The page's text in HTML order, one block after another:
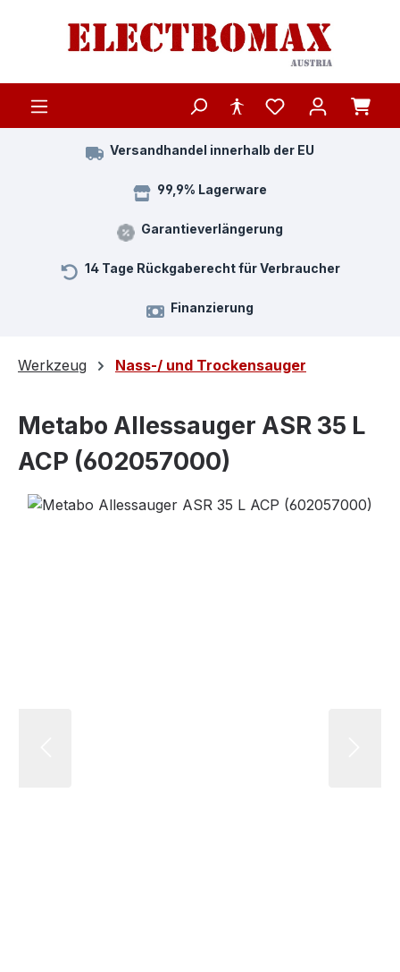
Zum Hauptinhalt springen
Versandhandel innerhalb der EU
99,9% Lagerware
Garantieverlängerung
14 Tage Rückgaberecht für Verbraucher
Finanzierung
Werkzeug Nass-/ und Trockensauger
Metabo Allessauger ASR 35 L
ACP (602057000)
Bildergalerie überspringen